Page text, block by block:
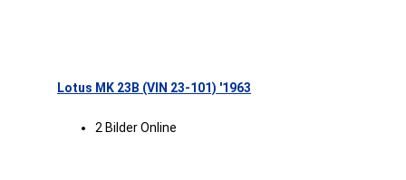
Lotus MK 23B (VIN 23-101) '1963
2 Bilder Online